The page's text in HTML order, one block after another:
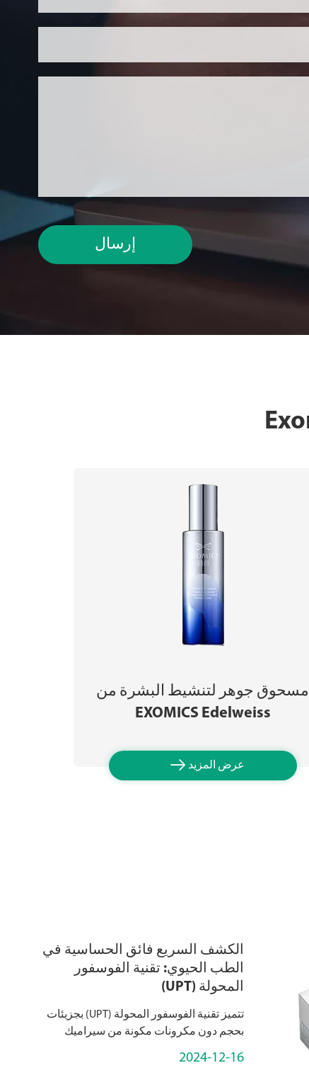
إرسال
مسحوق جوهر لتنشيط البشرة من
EXOMICS Edelweiss
عرض المزيد 
الكشف السريع فائق الحساسية في
الطب الحيوي: تقنية الفوسفور
المحولة (UPT)
تتميز تقنية الفوسفور المحولة (UPT) بجزيئات
بحجم دون مكرونات مكونة من سيراميك
2024-12-16